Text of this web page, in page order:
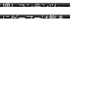
しコンテンツ』
ドフィールドの
ゲーマーは飽き